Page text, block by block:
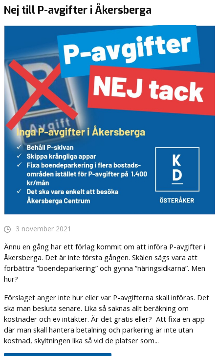
Nej till P-avgifter i Åkersberga
3 november 2021
Ännu en gång har ett förlag kommit om att införa P-avgifter i
Åkersberga. Det är inte första gången. Skälen sägs vara att
förbättra ”boendeparkering” och gynna ”näringsidkarna”. Men
hur?
Förslaget anger inte hur eller var P-avgifterna skall införas. Det
ska man besluta senare. Lika så saknas allt beräkning om
kostnader och ev intäkter. Är det gratis eller? Att fixa en app
där man skall hantera betalning och parkering är inte utan
kostnad, skyltningen lika så vid de platser som...